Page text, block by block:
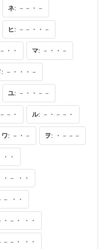
ネ: －－・－
ヒ: －－・・－
・・ マ: －・・－
: －・・・－
ユ: －・・－－
－・ ル: －・－－・
ワ: －・－ ヲ: ・－－－
・
－ ・・
・・
・－・ ・・
－・ ・・